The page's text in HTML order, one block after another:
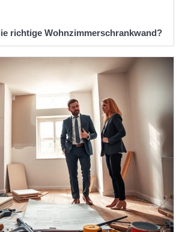
richtige Wohnzimmerschrankwand?